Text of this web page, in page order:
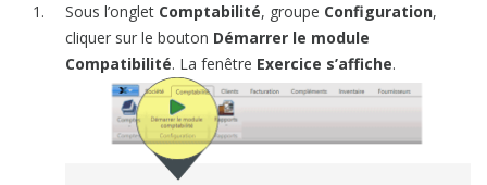
Sous l’onglet Comptabilité, groupe Configuration,
cliquer sur le bouton Démarrer le module
Compatibilité. La fenêtre Exercice s’affiche.